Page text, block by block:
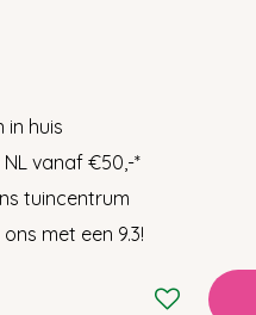
in huis
NL vanaf €50,-*
tuincentrum
met een 9.3!